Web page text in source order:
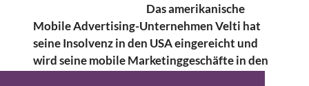
Das amerikanische
Mobile Advertising-Unternehmen Velti hat
seine Insolvenz in den USA eingereicht und
wird seine mobile Marketinggeschäfte in den